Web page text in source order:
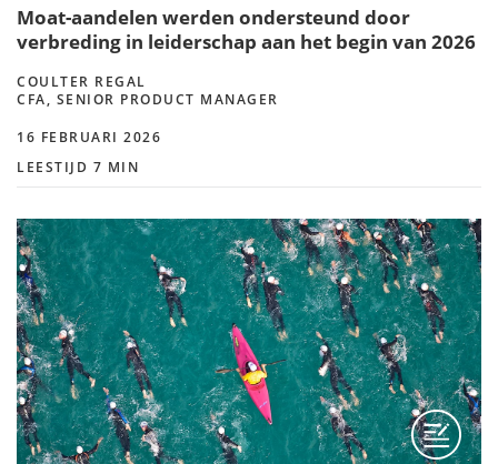
Moat-aandelen werden ondersteund door
verbreding in leiderschap aan het begin van 2026
COULTER REGAL
CFA, SENIOR PRODUCT MANAGER
16 FEBRUARI 2026
LEESTIJD 7 MIN